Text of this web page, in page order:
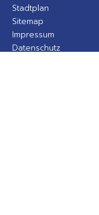
Stadtplan
Sitemap
Impressum
Datenschutz